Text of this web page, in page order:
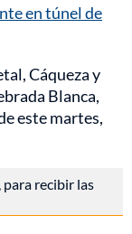
en túnel de
Cáqueza y
Blanca,
este martes,
, para recibir las